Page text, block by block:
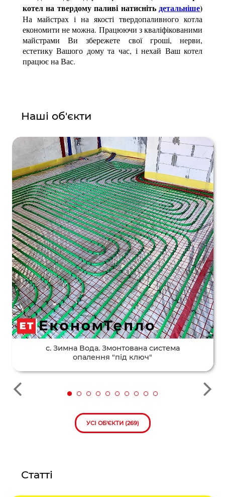
котел на твердому паливі натиснітьдетальніше)
На майстрах і на якості твердопаливного котла
економити не можна. Працюючи з кваліфікованими
майстрами Ви збережете свої гроші, нерви,
естетику Вашого дому та час, і нехай Ваш котел
працює на Вас.
Наші об'єкти
с. Зимна Вода. Змонтована система
опалення "під ключ"
УСІ ОБ'ЄКТИ (269)
Статті